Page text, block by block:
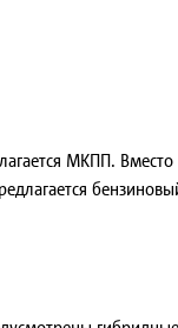
МКПП. Вместо